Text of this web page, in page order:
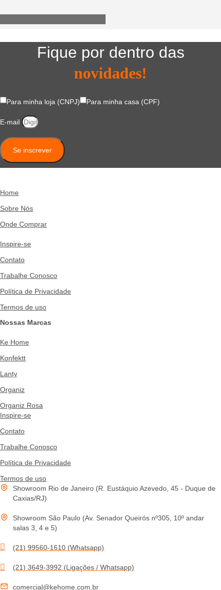
Fique por dentro das
novidades!
Para minha loja (CNPJ) Para minha casa (CPF)
E-mail
Se inscrever
Home
Sobre Nós
Onde Comprar
Inspire-se
Contato
Trabalhe Conosco
Política de Privacidade
Termos de uso
Nossas Marcas
Ke Home
Konfektt
Lanty
Organiz
Organiz Rosa
Inspire-se
Contato
Trabalhe Conosco
Política de Privacidade
Termos de uso
Showroom Rio de Janeiro (R. Eustáquio Azevedo, 45 - Duque de
Caxias/RJ)
Showroom São Paulo (Av. Senador Queirós nº305, 10º andar
salas 3, 4 e 5)
(21) 99560-1610 (Whatsapp)
(21) 3649-3992 (Ligações / Whatsapp)
comercial@kehome.com.br